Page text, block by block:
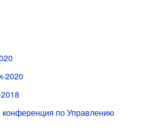
2020
конференция по Управлению